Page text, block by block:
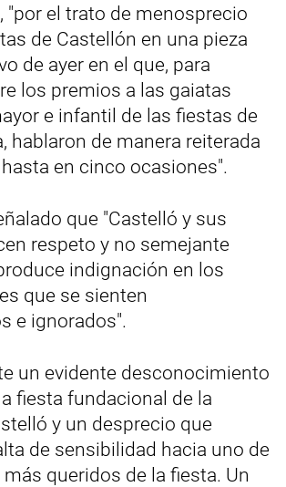
, "por el trato de menosprecio
de Castellón en una pieza
de ayer en el que, para
los premios a las gaiatas
e infantil de las fiestas de
hablaron de manera reiterada
hasta en cinco ocasiones".
que "Castelló y sus
respeto y no semejante
indignación en los
que se sienten
e ignorados".
un evidente desconocimiento
fiesta fundacional de la
y un desprecio que
de sensibilidad hacia uno de
queridos de la fiesta. Un